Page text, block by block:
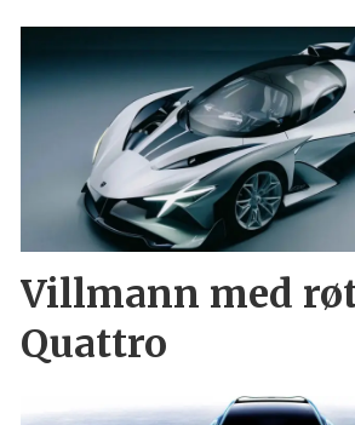
Villmann med
Quattro